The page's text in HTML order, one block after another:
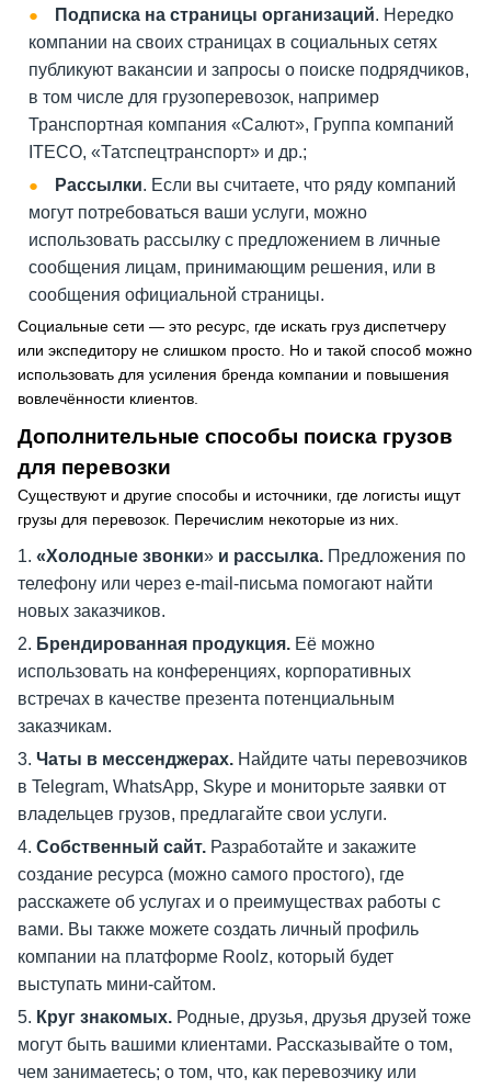
Подписка на страницы организаций. Нередко
компании на своих страницах в социальных сетях
публикуют вакансии и запросы о поиске подрядчиков,
в том числе для грузоперевозок, например
Транспортная компания «Салют», Группа компаний
ITECO, «Татспецтранспорт» и др.;
Рассылки. Если вы считаете, что ряду компаний
могут потребоваться ваши услуги, можно
использовать рассылку с предложением в личные
сообщения лицам, принимающим решения, или в
сообщения официальной страницы.
Социальные сети — это ресурс, где искать груз диспетчеру
или экспедитору не слишком просто. Но и такой способ можно
использовать для усиления бренда компании и повышения
вовлечённости клиентов.
Дополнительные способы поиска грузов
для перевозки
Существуют и другие способы и источники, где логисты ищут
грузы для перевозок. Перечислим некоторые из них.
«Холодные звонки» и рассылка. Предложения по
телефону или через e-mail-письма помогают найти
новых заказчиков.
Брендированная продукция. Её можно
использовать на конференциях, корпоративных
встречах в качестве презента потенциальным
заказчикам.
Чаты в мессенджерах. Найдите чаты перевозчиков
в Telegram, WhatsApp, Skype и мониторьте заявки от
владельцев грузов, предлагайте свои услуги.
Собственный сайт. Разработайте и закажите
создание ресурса (можно самого простого), где
расскажете об услугах и о преимуществах работы с
вами. Вы также можете создать личный профиль
компании на платформе Roolz, который будет
выступать мини-сайтом.
Круг знакомых. Родные, друзья, друзья друзей тоже
могут быть вашими клиентами. Рассказывайте о том,
чем занимаетесь; о том, что, как перевозчику или